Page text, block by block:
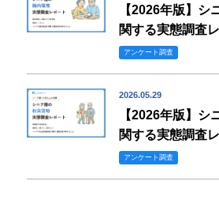
【2026年版】シ
関する実態調査
アンケート調査
2026.05.29
【2026年版】シ
関する実態調査
アンケート調査